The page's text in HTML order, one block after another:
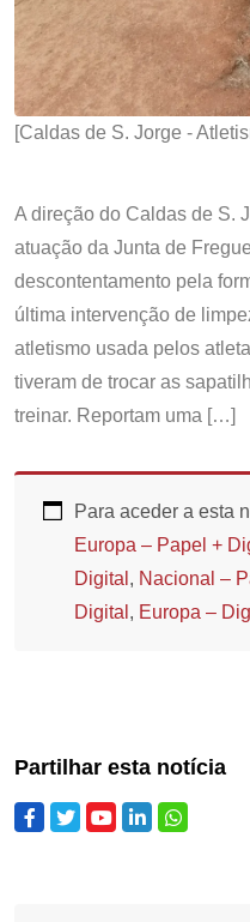
[Caldas de S. Jorge -
A direção do Caldas de S.
atuação da Junta de
descontentamento pela
última intervenção de
atletismo usada pelos
tiveram de trocar as
treinar. Reportam uma […]
Para aceder a esta
Europa – Papel +
Digital , Nacional –
Digital , Europa –
Partilhar esta notícia